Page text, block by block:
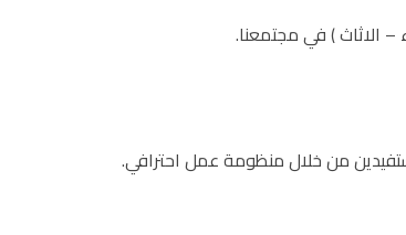
الاثاث ) في مجتمعنا.
من خلال منظومة عمل احترافي.